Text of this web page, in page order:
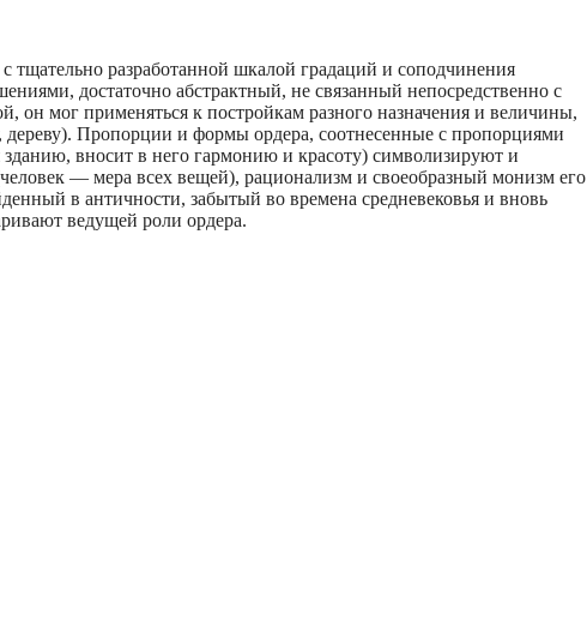
тщательно разработанной шкалой градаций и соподчинения
достаточно абстрактный, не связанный непосредственно с
он мог применяться к постройкам разного назначения и величины,
Пропорции и формы ордера, соотнесенные с пропорциями
вносит в него гармонию и красоту) символизируют и
— мера всех вещей), рационализм и своеобразный монизм его
в античности, забытый во времена средневековья и вновь
ведущей роли ордера.